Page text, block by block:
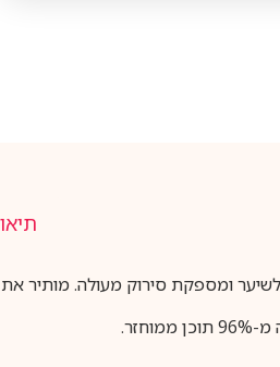
ומספקת סירוק מעולה.מותיר